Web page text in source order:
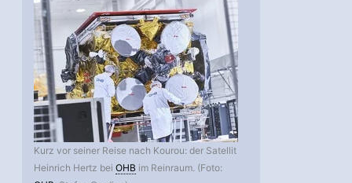
Kurz vor seiner Reise nach Kourou: der Satellit
Heinrich Hertz beiOHB im Reinraum. (Foto: